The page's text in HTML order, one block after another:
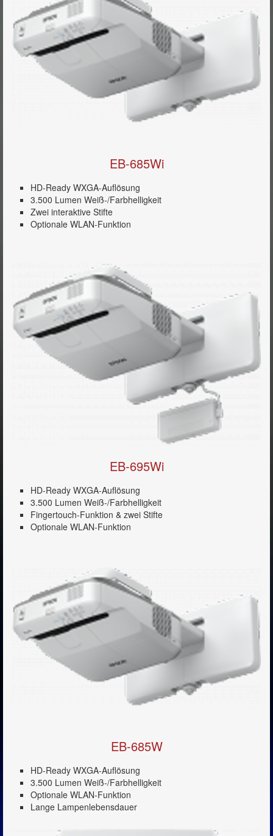
EB-685Wi
HD-Ready WXGA-Auflösung
3.500 Lumen Weiß-/Farbhelligkeit
Zwei interaktive Stifte
Optionale WLAN-Funktion
EB-695Wi
HD-Ready WXGA-Auflösung
3.500 Lumen Weiß-/Farbhelligkeit
Fingertouch-Funktion & zwei Stifte
Optionale WLAN-Funktion
EB-685W
HD-Ready WXGA-Auflösung
3.500 Lumen Weiß-/Farbhelligkeit
Optionale WLAN-Funktion
Lange Lampenlebensdauer